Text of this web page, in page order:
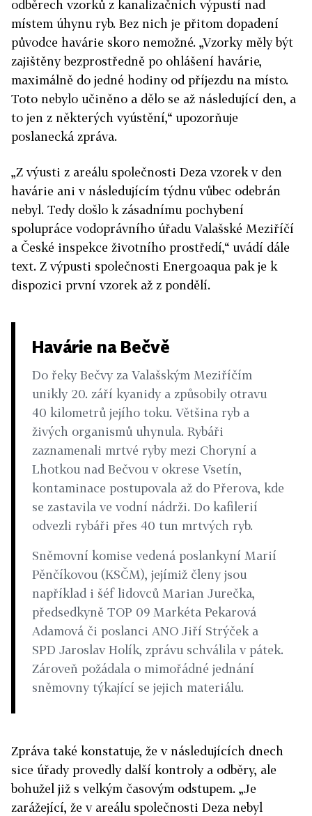
odběrech vzorků z kanalizačních výpustí nad
místem úhynu ryb. Bez nich je přitom dopadení
původce havárie skoro nemožné. „Vzorky měly být
zajištěny bezprostředně po ohlášení havárie,
maximálně do jedné hodiny od příjezdu na místo.
Toto nebylo učiněno a dělo se až následující den, a
to jen z některých vyústění,“ upozorňuje
poslanecká zpráva.
„Z výusti z areálu společnosti Deza vzorek v den
havárie ani v následujícím týdnu vůbec odebrán
nebyl. Tedy došlo k zásadnímu pochybení
spolupráce vodoprávního úřadu Valašské Meziříčí
a České inspekce životního prostředí,“ uvádí dále
text. Z výpusti společnosti Energoaqua pak je k
dispozici první vzorek až z pondělí.
Havárie na Bečvě
Do řeky Bečvy za Valašským Meziříčím
unikly 20. září kyanidy a způsobily otravu
40 kilometrů jejího toku. Většina ryb a
živých organismů uhynula. Rybáři
zaznamenali mrtvé ryby mezi Choryní a
Lhotkou nad Bečvou v okrese Vsetín,
kontaminace postupovala až do Přerova, kde
se zastavila ve vodní nádrži. Do kafilerií
odvezli rybáři přes 40 tun mrtvých ryb.
Sněmovní komise vedená poslankyní Marií
Pěnčíkovou (KSČM), jejímiž členy jsou
například i šéf lidovců Marian Jurečka,
předsedkyně TOP 09 Markéta Pekarová
Adamová či poslanci ANO Jiří Strýček a
SPD Jaroslav Holík, zprávu schválila v pátek.
Zároveň požádala o mimořádné jednání
sněmovny týkající se jejich materiálu.
Zpráva také konstatuje, že v následujících dnech
sice úřady provedly další kontroly a odběry, ale
bohužel již s velkým časovým odstupem. „Je
zarážející, že v areálu společnosti Deza nebyl